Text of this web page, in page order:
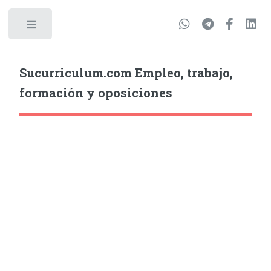
Sucurriculum.com Empleo, trabajo,
formación y oposiciones